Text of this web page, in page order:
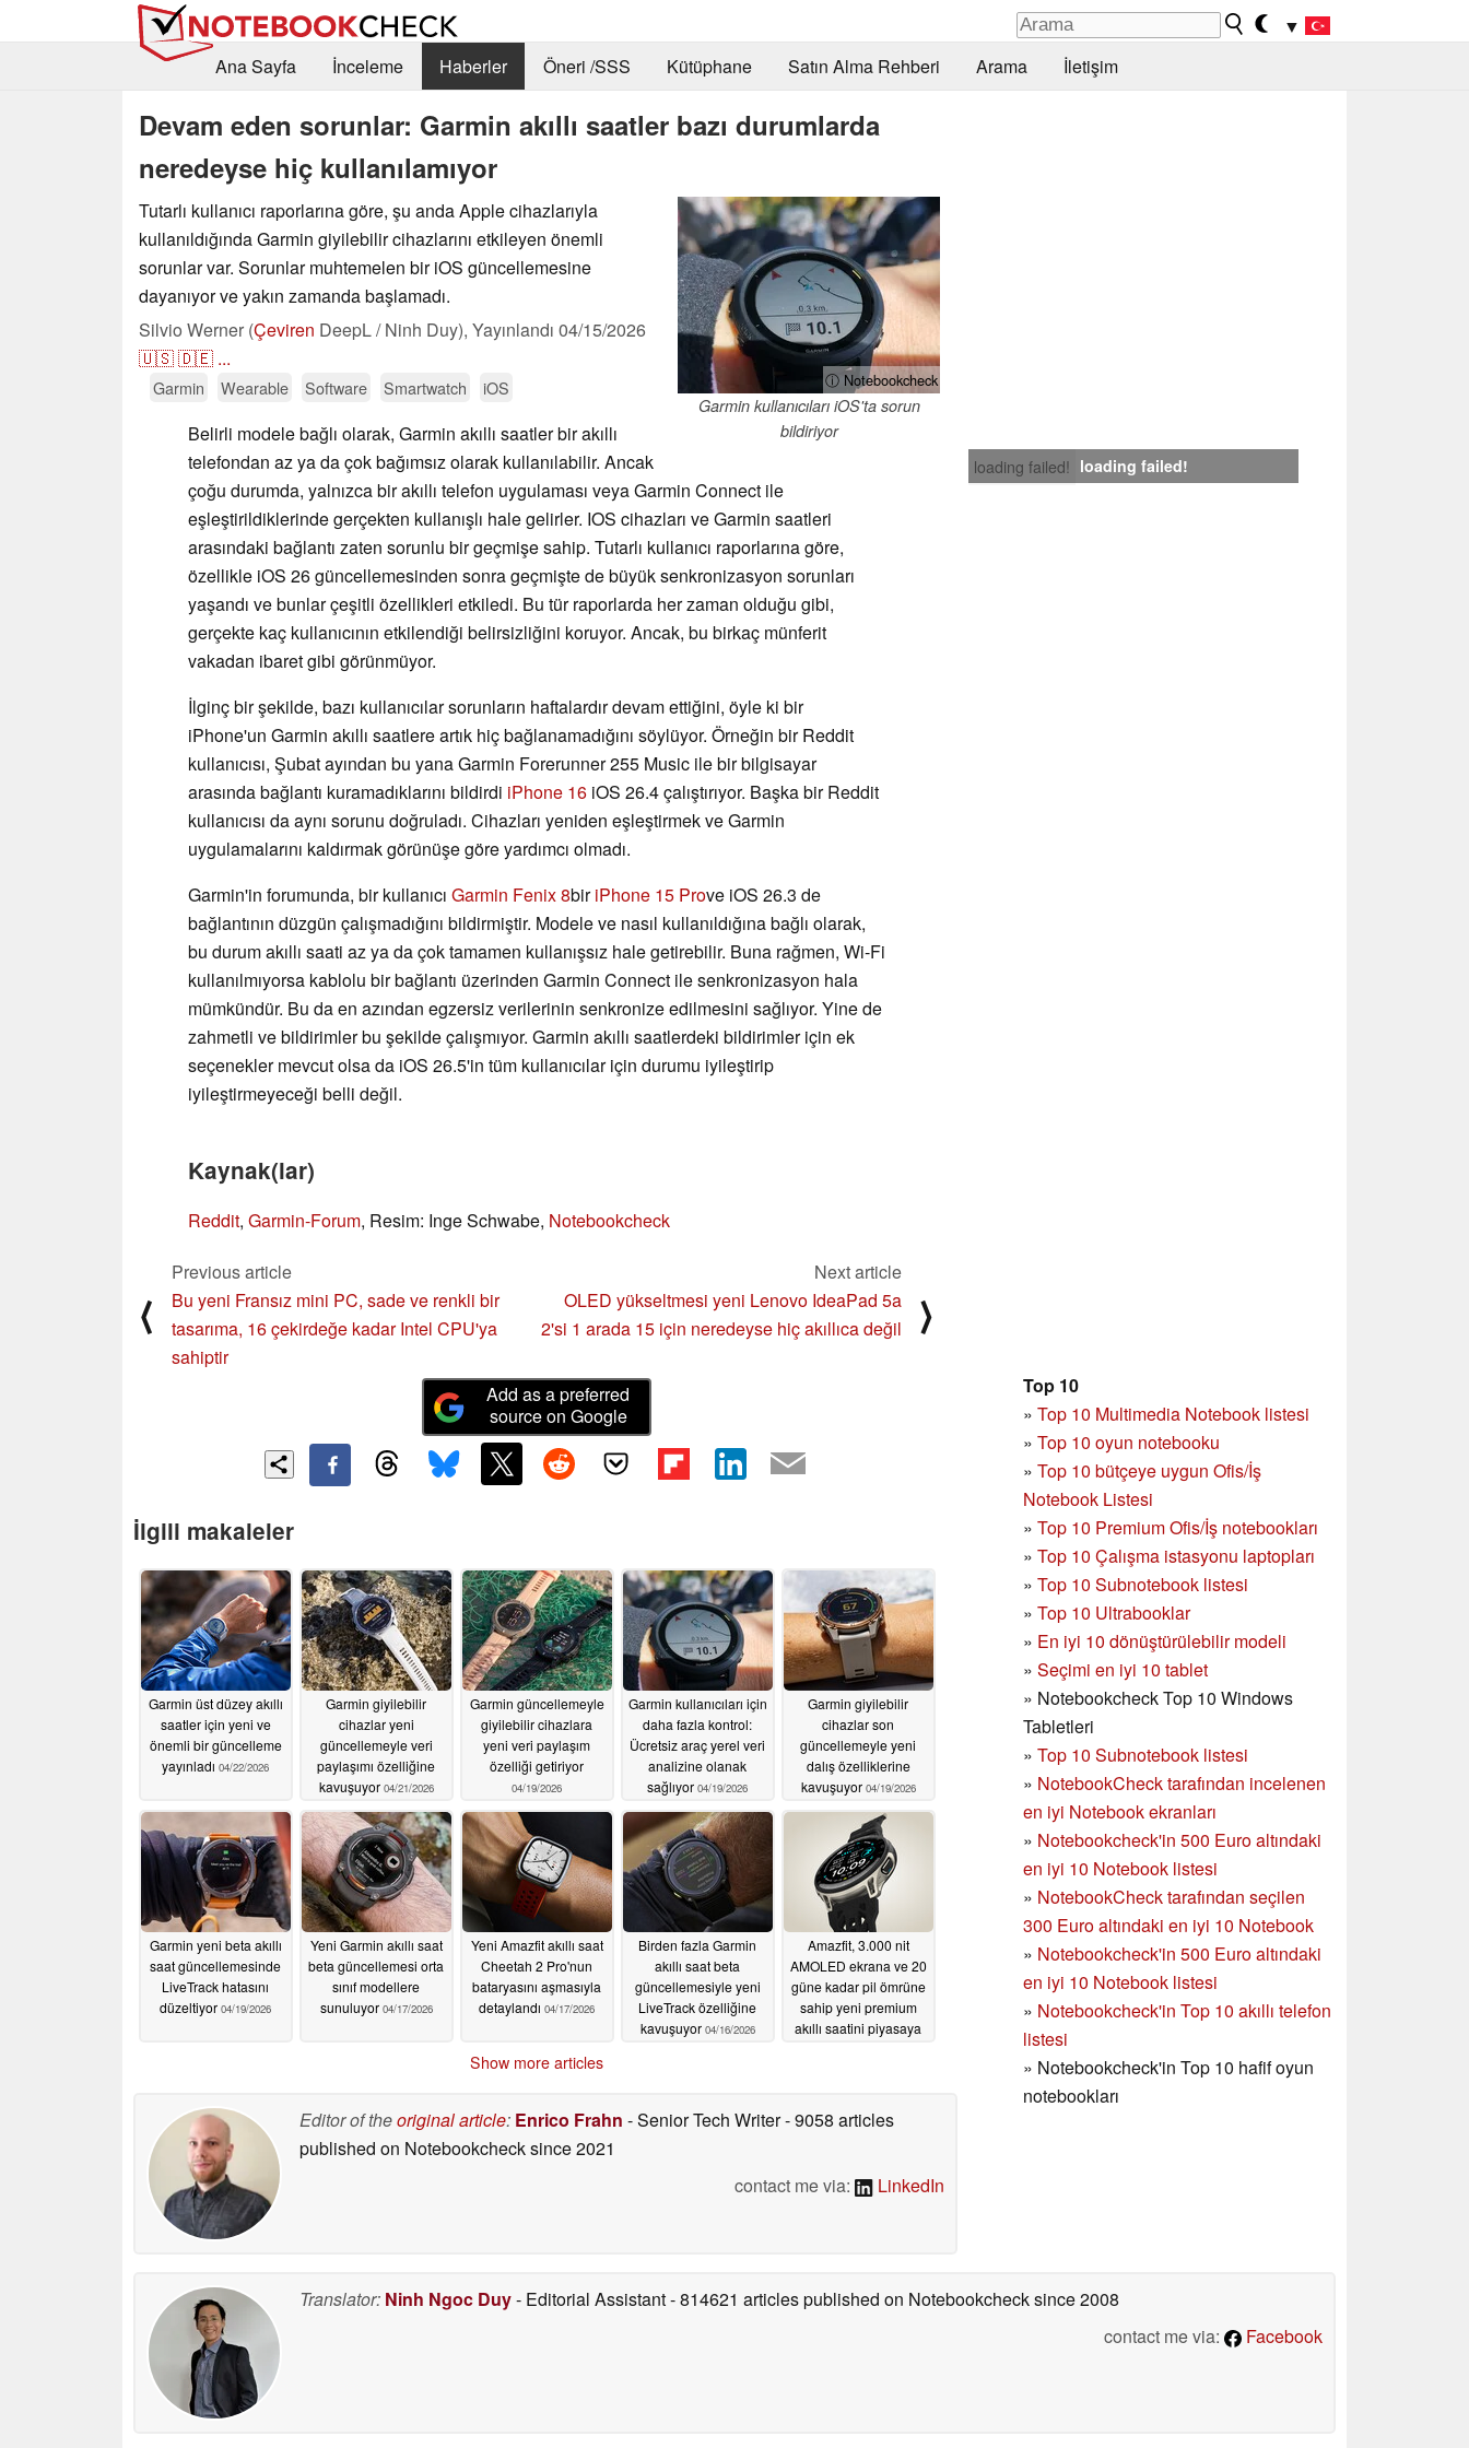
▼
Ana Sayfa
İnceleme Haberler Öneri /SSS Kütüphane Satın Alma Rehberi Arama İletişim
Devam eden sorunlar: Garmin akıllı saatler bazı durumlarda
neredeyse hiç kullanılamıyor
ⓘ Notebookcheck
Garmin kullanıcıları iOS'ta sorun
bildiriyor
Tutarlı kullanıcı raporlarına göre, şu anda Apple cihazlarıyla
kullanıldığında Garmin giyilebilir cihazlarını etkileyen önemli
sorunlar var. Sorunlar muhtemelen bir iOS güncellemesine
dayanıyor ve yakın zamanda başlamadı.
Silvio Werner (Çeviren DeepL / Ninh Duy), Yayınlandı 04/15/2026
🇺🇸🇩🇪 ...
Garmin Wearable Software Smartwatch iOS
loading failed! loading failed!
Belirli modele bağlı olarak, Garmin akıllı saatler bir akıllı
telefondan az ya da çok bağımsız olarak kullanılabilir. Ancak
çoğu durumda, yalnızca bir akıllı telefon uygulaması veya Garmin Connect ile
eşleştirildiklerinde gerçekten kullanışlı hale gelirler. IOS cihazları ve Garmin saatleri
arasındaki bağlantı zaten sorunlu bir geçmişe sahip. Tutarlı kullanıcı raporlarına göre,
özellikle iOS 26 güncellemesinden sonra geçmişte de büyük senkronizasyon sorunları
yaşandı ve bunlar çeşitli özellikleri etkiledi. Bu tür raporlarda her zaman olduğu gibi,
gerçekte kaç kullanıcının etkilendiği belirsizliğini koruyor. Ancak, bu birkaç münferit
vakadan ibaret gibi görünmüyor.
İlginç bir şekilde, bazı kullanıcılar sorunların haftalardır devam ettiğini, öyle ki bir
iPhone'un Garmin akıllı saatlere artık hiç bağlanamadığını söylüyor. Örneğin bir Reddit
kullanıcısı, Şubat ayından bu yana Garmin Forerunner 255 Music ile bir bilgisayar
arasında bağlantı kuramadıklarını bildirdi iPhone 16 iOS 26.4 çalıştırıyor. Başka bir Reddit
kullanıcısı da aynı sorunu doğruladı. Cihazları yeniden eşleştirmek ve Garmin
uygulamalarını kaldırmak görünüşe göre yardımcı olmadı.
Garmin'in forumunda, bir kullanıcı Garmin Fenix 8biriPhone 15 Prove iOS 26.3 de
bağlantının düzgün çalışmadığını bildirmiştir. Modele ve nasıl kullanıldığına bağlı olarak,
bu durum akıllı saati az ya da çok tamamen kullanışsız hale getirebilir. Buna rağmen, Wi-Fi
kullanılmıyorsa kablolu bir bağlantı üzerinden Garmin Connect ile senkronizasyon hala
mümkündür. Bu da en azından egzersiz verilerinin senkronize edilmesini sağlıyor. Yine de
zahmetli ve bildirimler bu şekilde çalışmıyor. Garmin akıllı saatlerdeki bildirimler için ek
seçenekler mevcut olsa da iOS 26.5'in tüm kullanıcılar için durumu iyileştirip
iyileştirmeyeceği belli değil.
Kaynak(lar)
Reddit, Garmin-Forum, Resim: Inge Schwabe, Notebookcheck
⟨
Previous article
Bu yeni Fransız mini PC, sade ve renkli bir
tasarıma, 16 çekirdeğe kadar Intel CPU'ya
sahiptir
Next article
OLED yükseltmesi yeni Lenovo IdeaPad 5a
2'si 1 arada 15 için neredeyse hiç akıllıca değil
⟩
Top 10
» Top 10 Multimedia Notebook listesi
» Top 10 oyun notebooku
» Top 10 bütçeye uygun Ofis/İş
Notebook Listesi
» Top 10 Premium Ofis/İş notebookları
» Top 10 Çalışma istasyonu laptopları
» Top 10 Subnotebook listesi
» Top 10 Ultrabooklar
» En iyi 10 dönüştürülebilir modeli
» Seçimi en iyi 10 tablet
» Notebookcheck Top 10 Windows
Tabletleri
» Top 10 Subnotebook listesi
» NotebookCheck tarafından incelenen
en iyi Notebook ekranları
» Notebookcheck'in 500 Euro altındaki
en iyi 10 Notebook listesi
» NotebookCheck tarafından seçilen
300 Euro altındaki en iyi 10 Notebook
» Notebookcheck'in 500 Euro altındaki
en iyi 10 Notebook listesi
» Notebookcheck'in Top 10 akıllı telefon
listesi
» Notebookcheck'in Top 10 hafif oyun
notebookları
Add as a preferred
source on Google
İlgili makaleler
Garmin üst düzey akıllı
saatler için yeni ve
önemli bir güncelleme
yayınladı 04/22/2026
Garmin giyilebilir
cihazlar yeni
güncellemeyle veri
paylaşımı özelliğine
kavuşuyor 04/21/2026
Garmin güncellemeyle
giyilebilir cihazlara
yeni veri paylaşım
özelliği getiriyor
04/19/2026
Garmin kullanıcıları için
daha fazla kontrol:
Ücretsiz araç yerel veri
analizine olanak
sağlıyor 04/19/2026
Garmin giyilebilir
cihazlar son
güncellemeyle yeni
dalış özelliklerine
kavuşuyor 04/19/2026
Garmin yeni beta akıllı
saat güncellemesinde
LiveTrack hatasını
düzeltiyor 04/19/2026
Yeni Garmin akıllı saat
beta güncellemesi orta
sınıf modellere
sunuluyor 04/17/2026
Yeni Amazfit akıllı saat
Cheetah 2 Pro'nun
bataryasını aşmasıyla
detaylandı 04/17/2026
Birden fazla Garmin
akıllı saat beta
güncellemesiyle yeni
LiveTrack özelliğine
kavuşuyor 04/16/2026
Amazfit, 3.000 nit
AMOLED ekrana ve 20
güne kadar pil ömrüne
sahip yeni premium
akıllı saatini piyasaya
Show more articles
Editor of theoriginal article: Enrico Frahn - Senior Tech Writer- 9058 articles
published on Notebookchecksince 2021
contact me via:
LinkedIn
Translator: Ninh Ngoc Duy- Editorial Assistant- 814621 articles published on Notebookchecksince 2008
contact me via:
Facebook